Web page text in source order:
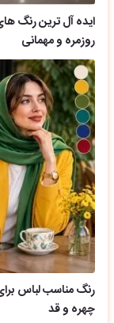
روزمره و مهمانی
رنگ مناسب لباس
چهره و قد